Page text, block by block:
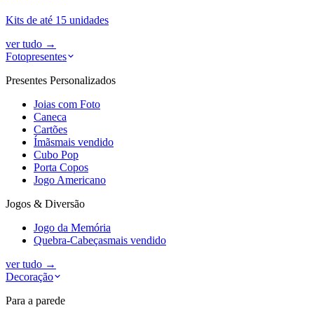
Kits de até 15 unidades
ver tudo →
Fotopresentes
Presentes Personalizados
Joias com Foto
Caneca
Cartões
Ímãsmais vendido
Cubo Pop
Porta Copos
Jogo Americano
Jogos & Diversão
Jogo da Memória
Quebra-Cabeçasmais vendido
ver tudo →
Decoração
Para a parede